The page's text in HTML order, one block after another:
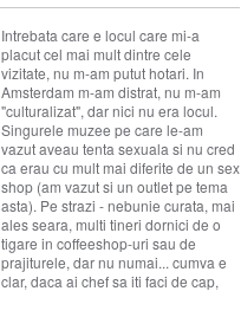
Intrebata care e locul care mi-a
placut cel mai mult dintre cele
vizitate, nu m-am putut hotari. In
Amsterdam m-am distrat, nu m-am
"culturalizat", dar nici nu era locul.
Singurele muzee pe care le-am
vazut aveau tenta sexuala si nu cred
ca erau cu mult mai diferite de un sex
shop (am vazut si un outlet pe tema
asta). Pe strazi - nebunie curata, mai
ales seara, multi tineri dornici de o
tigare in coffeeshop-uri sau de
prajiturele, dar nu numai... cumva e
clar, daca ai chef sa iti faci de cap,